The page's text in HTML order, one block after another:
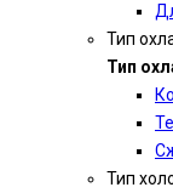
Тип
Тип
Тип